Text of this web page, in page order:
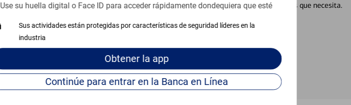
Use su huella digital o Face ID para acceder rápidamente dondequiera que esté
Sus actividades están protegidas por características de seguridad líderes en la
industria
Obtenerla app
Continúe para entrar en la Banca en Línea
Vea si nuestro centro de ayuda en línea puede ayudar a proporcionar las respuestas que necesita.